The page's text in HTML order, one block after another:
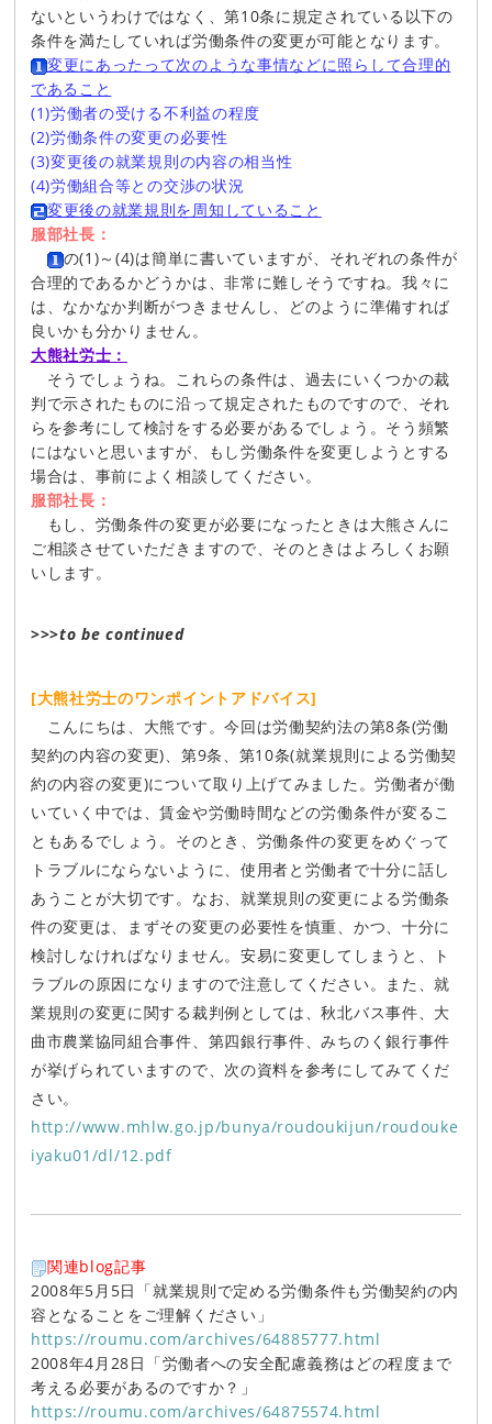
ないというわけではなく、第10条に規定されている以下の
条件を満たしていれば労働条件の変更が可能となります。
変更にあったって次のような事情などに照らして合理的
であること
(1)労働者の受ける不利益の程度
(2)労働条件の変更の必要性
(3)変更後の就業規則の内容の相当性
(4)労働組合等との交渉の状況
変更後の就業規則を周知していること
服部社長：
の(1)～(4)は簡単に書いていますが、それぞれの条件が
合理的であるかどうかは、非常に難しそうですね。我々に
は、なかなか判断がつきませんし、どのように準備すれば
良いかも分かりません。
大熊社労士：
そうでしょうね。これらの条件は、過去にいくつかの裁
判で示されたものに沿って規定されたものですので、それ
らを参考にして検討をする必要があるでしょう。そう頻繁
にはないと思いますが、もし労働条件を変更しようとする
場合は、事前によく相談してください。
服部社長：
もし、労働条件の変更が必要になったときは大熊さんに
ご相談させていただきますので、そのときはよろしくお願
いします。
>>>to be continued
[大熊社労士のワンポイントアドバイス]
こんにちは、大熊です。今回は労働契約法の第8条(労働
契約の内容の変更)、第9条、第10条(就業規則による労働契
約の内容の変更)について取り上げてみました。労働者が働
いていく中では、賃金や労働時間などの労働条件が変るこ
ともあるでしょう。そのとき、労働条件の変更をめぐって
トラブルにならないように、使用者と労働者で十分に話し
あうことが大切です。なお、就業規則の変更による労働条
件の変更は、まずその変更の必要性を慎重、かつ、十分に
検討しなければなりません。安易に変更してしまうと、ト
ラブルの原因になりますので注意してください。また、就
業規則の変更に関する裁判例としては、秋北バス事件、大
曲市農業協同組合事件、第四銀行事件、みちのく銀行事件
が挙げられていますので、次の資料を参考にしてみてくだ
さい。
http://www.mhlw.go.jp/bunya/roudoukijun/roudouke
iyaku01/dl/12.pdf
関連blog記事
2008年5月5日「就業規則で定める労働条件も労働契約の内
容となることをご理解ください」
https://roumu.com/archives/64885777.html
2008年4月28日「労働者への安全配慮義務はどの程度まで
考える必要があるのですか？」
https://roumu.com/archives/64875574.html